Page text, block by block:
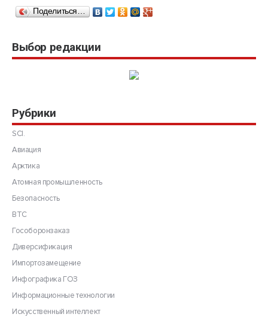
Поделиться…
Выбор редакции
Рубрики
SCI.
Авиация
Арктика
Атомная промышленность
Безопасность
ВТС
Гособоронзаказ
Диверсификация
Импортозамещение
Инфографика ГОЗ
Информационные технологии
Искусственный интеллект